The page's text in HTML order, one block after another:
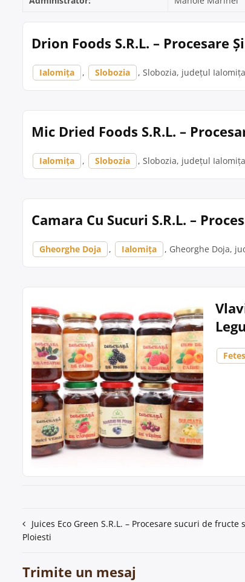
Drion Foods S.R.L. – Procesare
Ialomița , Slobozia , Slobozia, județul
Mic Dried Foods S.R.L. –
Ialomița , Slobozia , Slobozia, județul
Camara Cu Sucuri S.R.L. –
Gheorghe Doja , Ialomița , Gheorghe Doja,
Navigare
în
articole
Juices Eco Green S.R.L. – Procesare sucuri de fructe
Ploiesti
Trimite un mesaj